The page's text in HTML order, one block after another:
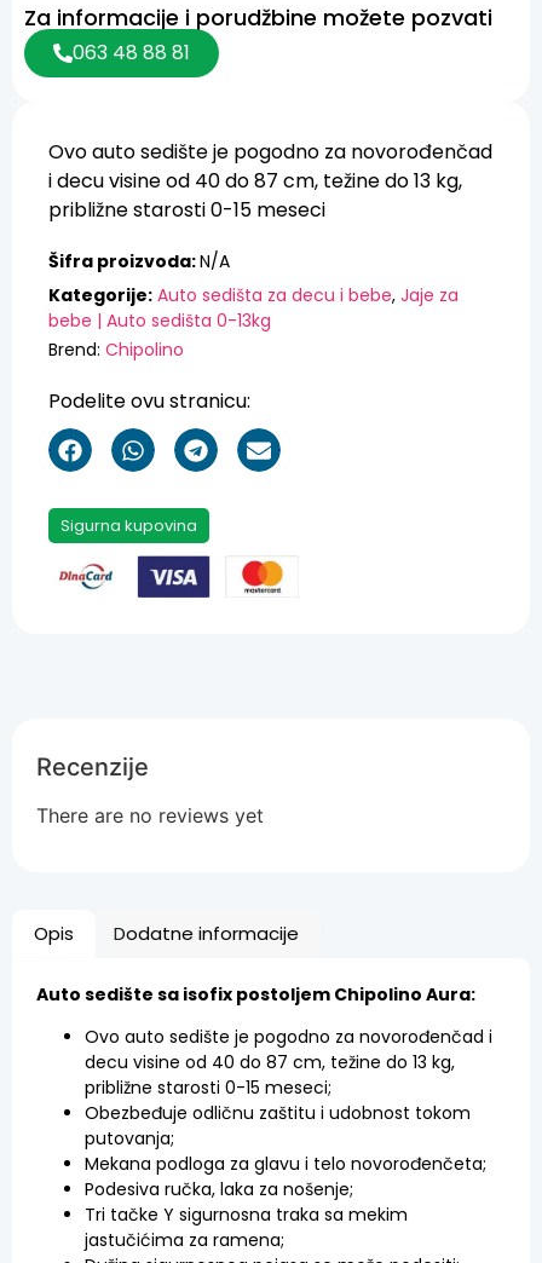
Ovo auto sedište je pogodno za novorođenčad
i decu visine od 40 do 87 cm, težine do 13 kg,
približne starosti 0-15 meseci
Šifra proizvoda:N/A
Kategorije: Auto sedišta za decu i bebe, Jaje za
bebe | Auto sedišta 0-13kg
Brend: Chipolino
Podelite ovu stranicu:
Sigurna kupovina
Za informacije i porudžbine možete pozvati
063 48 88 81
Opis Dodatne informacije
Auto sedište sa isofix postoljem Chipolino Aura:
Ovo auto sedište je pogodno za novorođenčad i
decu visine od 40 do 87 cm, težine do 13 kg,
približne starosti 0-15 meseci;
Obezbeđuje odličnu zaštitu i udobnost tokom
putovanja;
Mekana podloga za glavu i telo novorođenčeta;
Podesiva ručka, laka za nošenje;
Tri tačke Y sigurnosna traka sa mekim
jastučićima za ramena;
Recenzije
There are no reviews yet